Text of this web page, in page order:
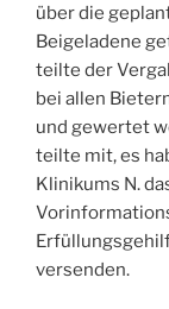
über die
Beigeladene
teilte der
bei allen
und gewertet
teilte mit, es
Klinikums N.
versenden.